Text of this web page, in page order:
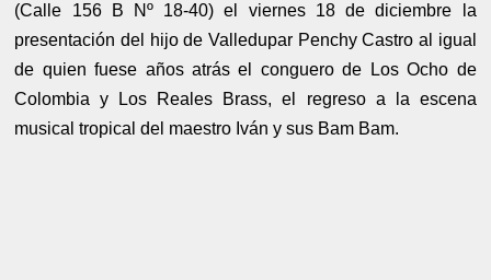
(Calle 156 B Nº 18-40) el viernes 18 de diciembre la
presentación del hijo de Valledupar Penchy Castro al igual
de quien fuese años atrás el conguero de Los Ocho de
Colombia y Los Reales Brass, el regreso a la escena
musical tropical del maestro Iván y sus Bam Bam.